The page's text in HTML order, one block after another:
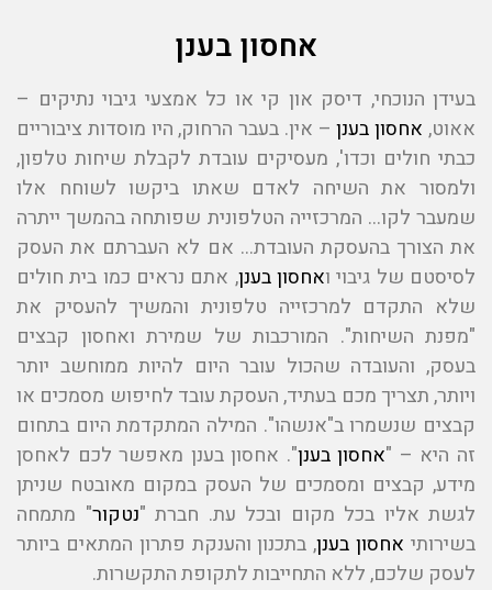
אחסון בענן
בעידן הנוכחי, דיסק און קי או כל אמצעי גיבוי נתיקים –
אאוט, אחסון בענן– אין. בעבר הרחוק, היו מוסדות ציבוריים
כבתי חולים וכדו', מעסיקים עובדת לקבלת שיחות טלפון,
ולמסור את השיחה לאדם שאתו ביקשו לשוחח אלו
שמעבר לקו… המרכזייה הטלפונית שפותחה בהמשך ייתרה
את הצורך בהעסקת העובדת… אם לא העברתם את העסק
לסיסטם של גיבוי ואחסון בענן, אתם נראים כמו בית חולים
שלא התקדם למרכזייה טלפונית והמשיך להעסיק את
"מפנת השיחות". המורכבות של שמירת ואחסון קבצים
בעסק, והעובדה שהכול עובר היום להיות ממוחשב יותר
ויותר, תצריך מכם בעתיד, העסקת עובד לחיפוש מסמכים או
קבצים שנשמרו ב"אנשהו". המילה המתקדמת היום בתחום
זה היא – "אחסון בענן". אחסון בענן מאפשר לכם לאחסן
מידע, קבצים ומסמכים של העסק במקום מאובטח שניתן
לגשת אליו בכל מקום ובכל עת. חברת "נטקור" מתמחה
בשירותי אחסון בענן, בתכנון והענקת פתרון המתאים ביותר
לעסק שלכם, ללא התחייבות לתקופת התקשרות.